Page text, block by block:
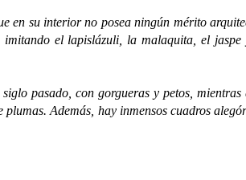
su interior no posea ningún mérito
imitando el lapislázuli, la malaquita, el jaspe
pasado, con gorgueras y petos, mientras
Además, hay inmensos cuadros